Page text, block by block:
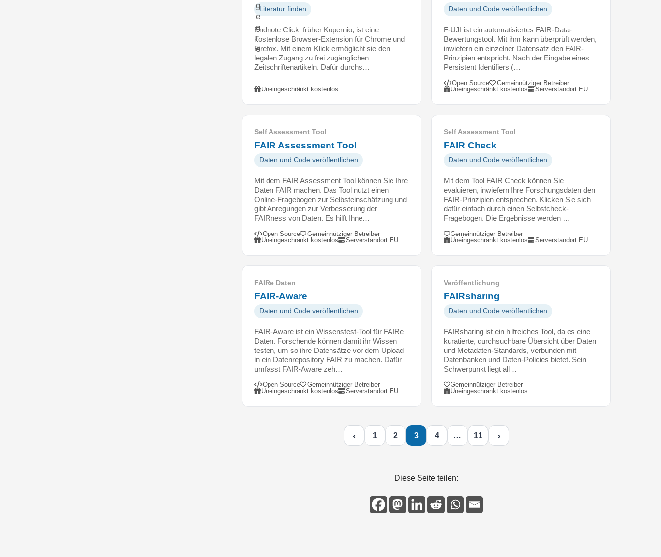
g
e
g
r
e
n
z
w
e
r
e
n
,
i
n
d
e
m
e
i
n
H
ä
c
h
e
n
b
e
i
"
n
u
r
f
Literatur finden
Endnote Click, früher Kopernio, ist eine
kostenlose Browser-Extension für Chrome und
Firefox. Mit einem Klick ermöglicht sie den
legalen Zugang zu frei zugänglichen
Zeitschriftenartikeln. Dafür durchs…
Uneingeschränkt kostenlos
Daten und Code veröffentlichen
F-UJI ist ein automatisiertes FAIR-Data-
Bewertungstool. Mit ihm kann überprüft werden,
inwiefern ein einzelner Datensatz den FAIR-
Prinzipien entspricht. Nach der Eingabe eines
Persistent Identifiers (…
Open Source
Gemeinnütziger Betreiber
Uneingeschränkt kostenlos
Serverstandort EU
Self Assessment Tool
FAIR Assessment Tool
Daten und Code veröffentlichen
Mit dem FAIR Assessment Tool können Sie Ihre
Daten FAIR machen. Das Tool nutzt einen
Online-Fragebogen zur Selbsteinschätzung und
gibt Anregungen zur Verbesserung der
FAIRness von Daten. Es hilft Ihne…
Open Source
Gemeinnütziger Betreiber
Uneingeschränkt kostenlos
Serverstandort EU
Self Assessment Tool
FAIR Check
Daten und Code veröffentlichen
Mit dem Tool FAIR Check können Sie
evaluieren, inwiefern Ihre Forschungsdaten den
FAIR-Prinzipien entsprechen. Klicken Sie sich
dafür einfach durch einen Selbstcheck-
Fragebogen. Die Ergebnisse werden …
Gemeinnütziger Betreiber
Uneingeschränkt kostenlos
Serverstandort EU
FAIRe Daten
FAIR-Aware
Daten und Code veröffentlichen
FAIR-Aware ist ein Wissenstest-Tool für FAIRe
Daten. Forschende können damit ihr Wissen
testen, um so ihre Datensätze vor dem Upload
in ein Datenrepository FAIR zu machen. Dafür
umfasst FAIR-Aware zeh…
Open Source
Gemeinnütziger Betreiber
Uneingeschränkt kostenlos
Serverstandort EU
Veröffentlichung
FAIRsharing
Daten und Code veröffentlichen
FAIRsharing ist ein hilfreiches Tool, da es eine
kuratierte, durchsuchbare Übersicht über Daten
und Metadaten-Standards, verbunden mit
Datenbanken und Daten-Policies bietet. Sein
Schwerpunkt liegt all…
Gemeinnütziger Betreiber
Uneingeschränkt kostenlos
‹ 1 2 3 4 … 11 ›
Diese Seite teilen: